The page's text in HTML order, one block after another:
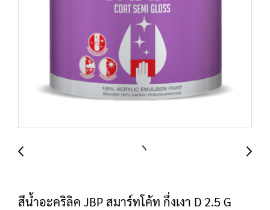
สีน้ำอะคริลิค JBP สมาร์ทโค้ท กึ่งเงา D 2.5 G